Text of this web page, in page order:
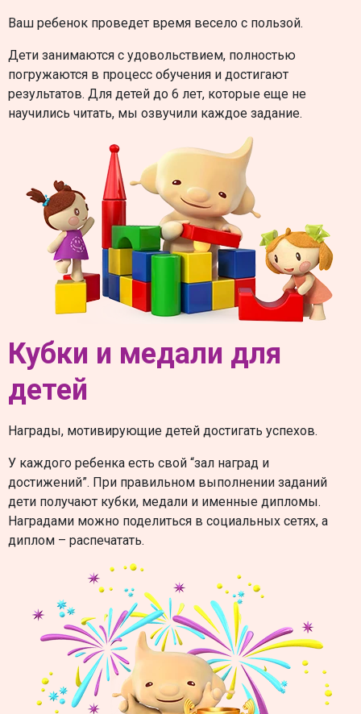
Ваш ребенок проведет время весело с пользой.
Дети занимаются с удовольствием, полностью
погружаются в процесс обучения и достигают
результатов. Для детей до 6 лет, которые еще не
научились читать, мы озвучили каждое задание.
Кубки и медали для
детей
Награды, мотивирующие детей достигать успехов.
У каждого ребенка есть свой “зал наград и
достижений”. При правильном выполнении заданий
дети получают кубки, медали и именные дипломы.
Наградами можно поделиться в социальных сетях, а
диплом – распечатать.